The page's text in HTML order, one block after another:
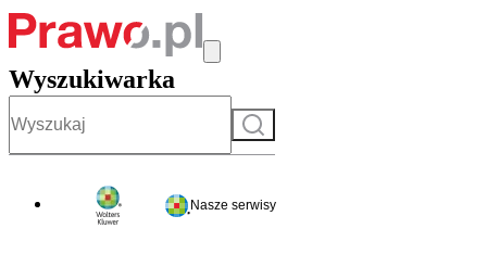
Wyszukiwarka
Szukaj
Nasze serwisy